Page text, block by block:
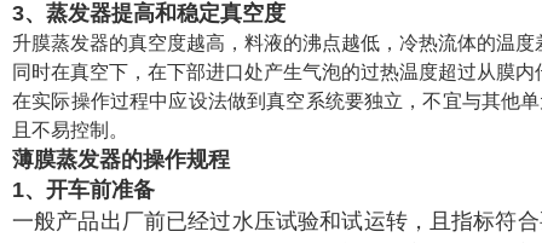
3、蒸发器提高和稳定真空度
升膜蒸发器的真空度越高，料液的沸点越低，冷热流体的温
同时在真空下，在下部进口处产生气泡的过热温度超过从膜
在实际操作过程中应设法做到真空系统要独立，不宜与其他
且不易控制。
薄膜蒸发器的操作规程
1、开车前准备
一般产品出厂前已经过水压试验和试运转，且指标符